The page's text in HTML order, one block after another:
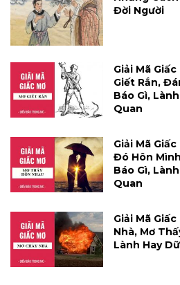
Đời Người
Giải Mã
Giết Rắn,
Báo Gì,
Quan
Giải Mã
Đó Hôn
Báo Gì,
Quan
Giải Mã
Nhà, Mơ
Lành Hay